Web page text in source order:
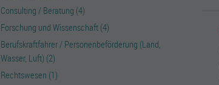
Consulting / Beratung (4)
Forschung und Wissenschaft (4)
Berufskraftfahrer / Personenbeförderung (Land,
Wasser, Luft) (2)
Rechtswesen (1)